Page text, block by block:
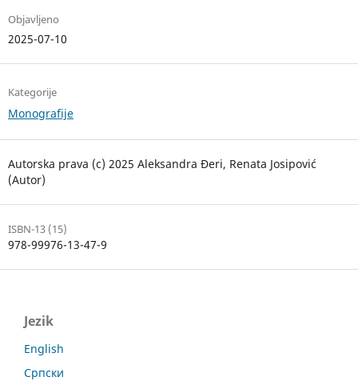
Objavljeno
2025-07-10
Kategorije
Monografije
Autorska prava (c) 2025 Aleksandra Đeri, Renata Josipović
(Autor)
ISBN-13 (15)
978-99976-13-47-9
Jezik
English
Српски